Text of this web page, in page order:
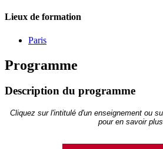
Lieux de formation
Paris
Programme
Description du programme
Cliquez sur l'intitulé d'un enseignement ou
pour en savoir